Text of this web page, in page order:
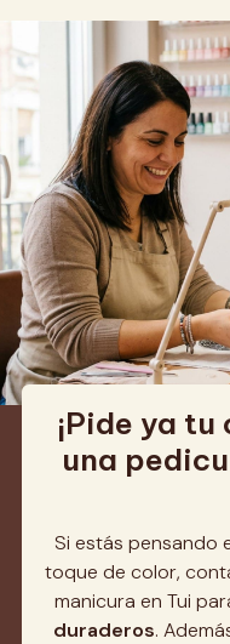
¡Pide ya
una
Si estás pensando
toque de color,
manicura en Tui
duraderos.